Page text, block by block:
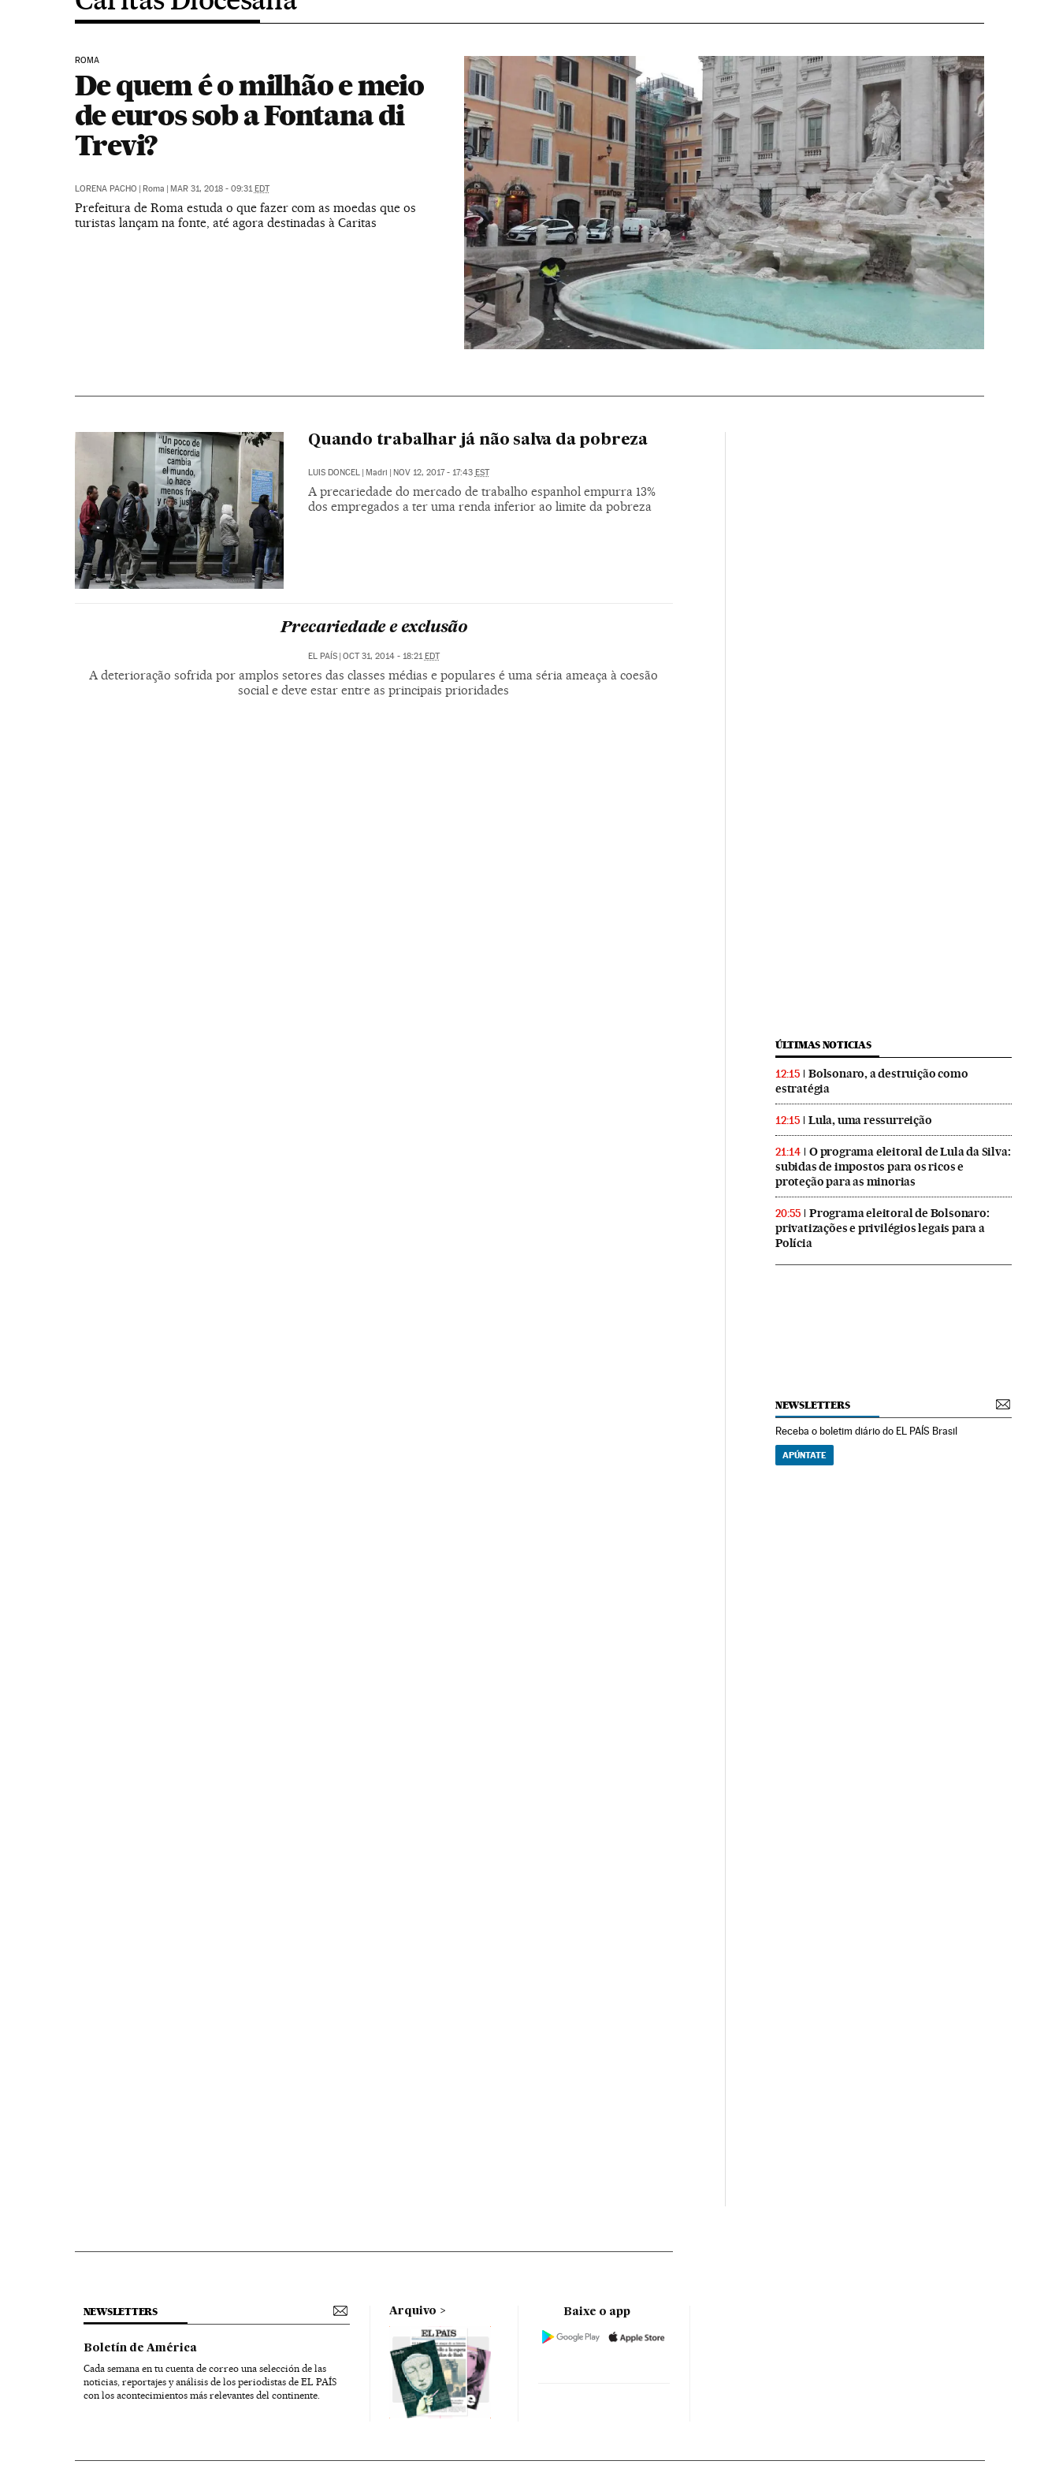
ROMA
De quem é o milhão e meio
de euros sob a Fontana di
Trevi?
LORENA PACHO | Roma | MAR 31, 2018 - 09:31EDT
Prefeitura de Roma estuda o que fazer com as moedas que os
turistas lançam na fonte, até agora destinadas à Caritas
Quando trabalhar já não salva da pobreza
LUIS DONCEL | Madri | NOV 12, 2017 - 17:43 EST
A precariedade do mercado de trabalho espanhol empurra 13%
dos empregados a ter uma renda inferior ao limite da pobreza
Precariedade e exclusão
EL PAÍS OCT 31, 2014 - 18:21 EDT
A deterioração sofrida por amplos setores das classes médias e populares é uma séria ameaça à coesão
social e deve estar entre as principais prioridades
ÚLTIMAS NOTICIAS
12:15
Bolsonaro, a destruição como
estratégia
12:15 Lula, uma ressurreição
21:14
O programa eleitoral de Lula da Silva:
subidas de impostos para os ricos e
proteção para as minorias
20:55
Programa eleitoral de Bolsonaro:
privatizações e privilégios legais para a
Polícia
NEWSLETTERS
Receba o boletim diário do EL PAÍS Brasil
APÚNTATE
NEWSLETTERS
Boletín de América
Cada semana en tu cuenta de correo una selección de las
noticias, reportajes y análisis de los periodistas de EL PAÍS
con los acontecimientos más relevantes del continente.
Arquivo Baixe o app